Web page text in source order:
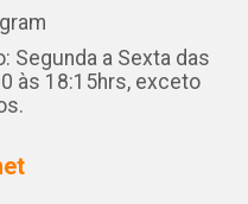
Segunda a Sexta das
às 18:15hrs, exceto